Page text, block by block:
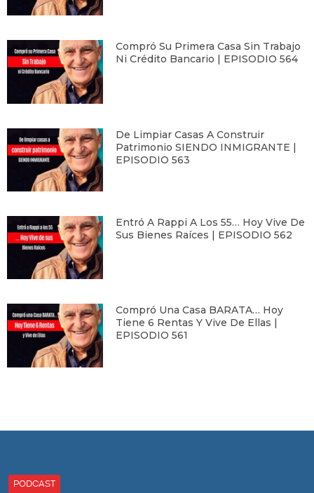
Compró Su Primera Casa Sin Trabajo
Ni Crédito Bancario | EPISODIO 564
De Limpiar Casas A Construir
Patrimonio SIENDO INMIGRANTE |
EPISODIO 563
Entró A Rappi A Los 55… Hoy Vive De
Sus Bienes Raíces | EPISODIO 562
Compró Una Casa BARATA… Hoy
Tiene 6 Rentas Y Vive De Ellas |
EPISODIO 561
PODCAST